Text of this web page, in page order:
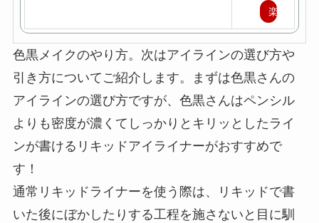
楽
天
で
購
入
色黒メイクのやり方。次はアイラインの選び方や
引き方についてご紹介します。まずは色黒さんの
アイラインの選び方ですが、色黒さんはペンシル
よりも密度が濃くてしっかりとキリッとしたライ
ンが書けるリキッドアイライナーがおすすめで
す！
通常リキッドライナーを使う際は、リキッドで書
いた後にぼかしたりする工程を施さないと目に馴